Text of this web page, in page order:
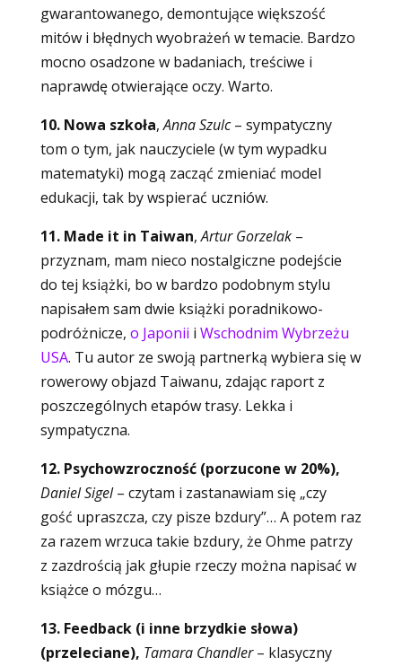
gwarantowanego, demontujące większość
mitów i błędnych wyobrażeń w temacie. Bardzo
mocno osadzone w badaniach, treściwe i
naprawdę otwierające oczy. Warto.
10. Nowa szkoła,Anna Szulc– sympatyczny
tom o tym, jak nauczyciele (w tym wypadku
matematyki) mogą zacząć zmieniać model
edukacji, tak by wspierać uczniów.
11. Made it in Taiwan,Artur Gorzelak–
przyznam, mam nieco nostalgiczne podejście
do tej książki, bo w bardzo podobnym stylu
napisałem sam dwie książki poradnikowo-
podróżnicze, o Japonii i Wschodnim Wybrzeżu
USA. Tu autor ze swoją partnerką wybiera się w
rowerowy objazd Taiwanu, zdając raport z
poszczególnych etapów trasy. Lekka i
sympatyczna.
12. Psychowzroczność (porzucone w 20%),
Daniel Sigel– czytam i zastanawiam się „czy
gość upraszcza, czy pisze bzdury”… A potem raz
za razem wrzuca takie bzdury, że Ohme patrzy
z zazdrością jak głupie rzeczy można napisać w
książce o mózgu…
13. Feedback (i inne brzydkie słowa)
(przeleciane), Tamara Chandler– klasyczny